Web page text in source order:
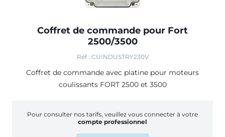
Coffret de commande pour Fort
2500/3500
Réf : CUINDUSTRY230V
Coffret de commande avec platine pour moteurs
coulissants FORT 2500 et 3500
Pour consulter nos tarifs, veuillez vous connecter à votre
compte professionnel